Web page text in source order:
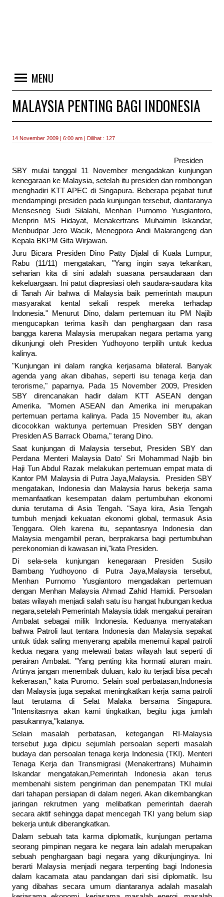
MENU
MALAYSIA PENTING BAGI INDONESIA
14 November 2009 | 6:00 am | Dilihat : 127
Presiden
SBY mulai tanggal 11 November mengadakan kunjungan
kenegaraan ke Malaysia, setelah itu presiden dan rombongan
menghadiri KTT APEC di Singapura. Beberapa pejabat turut
mendampingi presiden pada kunjungan tersebut, diantaranya
Mensesneg Sudi Silalahi, Menhan Purnomo Yusgiantoro,
Menprin MS Hidayat, Menakertrans Muhaimin Iskandar,
Menbudpar Jero Wacik, Menegpora Andi Malarangeng dan
Kepala BKPM Gita Wirjawan.
Juru Bicara Presiden Dino Patty Djalal di Kuala Lumpur,
Rabu (11/11) mengatakan, "Yang ingin saya tekankan,
seharian kita di sini adalah suasana persaudaraan dan
kekeluargaan. Ini patut diapresiasi oleh saudara-saudara kita
di Tanah Air bahwa di Malaysia baik pemerintah maupun
masyarakat kental sekali respek mereka terhadap
Indonesia." Menurut Dino, dalam pertemuan itu PM Najib
mengucapkan terima kasih dan penghargaan dan rasa
bangga karena Malaysia merupakan negara pertama yang
dikunjungi oleh Presiden Yudhoyono terpilih untuk kedua
kalinya.
"Kunjungan ini dalam rangka kerjasama bilateral. Banyak
agenda yang akan dibahas, seperti isu tenaga kerja dan
terorisme," paparnya. Pada 15 November 2009, Presiden
SBY direncanakan hadir dalam KTT ASEAN dengan
Amerika. "Momen ASEAN dan Amerika ini merupakan
pertemuan pertama kalinya. Pada 15 November itu, akan
dicocokkan waktunya pertemuan Presiden SBY dengan
Presiden AS Barrack Obama," terang Dino.
Saat kunjungan di Malaysia tersebut, Presiden SBY dan
Perdana Menteri Malaysia Dato' Sri Mohammad Najib bin
Haji Tun Abdul Razak melakukan pertemuan empat mata di
Kantor PM Malaysia di Putra Jaya,Malaysia. Presiden SBY
mengatakan, Indonesia dan Malaysia harus bekerja sama
memanfaatkan kesempatan dalam pertumbuhan ekonomi
dunia terutama di Asia Tengah. "Saya kira, Asia Tengah
tumbuh menjadi kekuatan ekonomi global, termasuk Asia
Tenggara. Oleh karena itu, sepantasnya Indonesia dan
Malaysia mengambil peran, berprakarsa bagi pertumbuhan
perekonomian di kawasan ini,"kata Presiden.
Di sela-sela kunjungan kenegaraan Presiden Susilo
Bambang Yudhoyono di Putra Jaya,Malaysia tersebut,
Menhan Purnomo Yusgiantoro mengadakan pertemuan
dengan Menhan Malaysia Ahmad Zahid Hamidi. Persoalan
batas wilayah menjadi salah satu isu hangat hubungan kedua
negara,setelah Pemerintah Malaysia tidak mengakui perairan
Ambalat sebagai milik Indonesia. Keduanya menyatakan
bahwa Patroli laut tentara Indonesia dan Malaysia sepakat
untuk tidak saling menyerang apabila menemui kapal patroli
kedua negara yang melewati batas wilayah laut seperti di
perairan Ambalat. "Yang penting kita hormati aturan main.
Artinya jangan menembak duluan, kalo itu terjadi bisa pecah
kekerasan," kata Puromo. Selain soal perbatasan,Indonesia
dan Malaysia juga sepakat meningkatkan kerja sama patroli
laut terutama di Selat Malaka bersama Singapura.
"Intensitasnya akan kami tingkatkan, begitu juga jumlah
pasukannya,"katanya.
Selain masalah perbatasan, ketegangan RI-Malaysia
tersebut juga dipicu sejumlah persoalan seperti masalah
budaya dan persoalan tenaga kerja Indonesia (TKI). Menteri
Tenaga Kerja dan Transmigrasi (Menakertrans) Muhaimin
Iskandar mengatakan,Pemerintah Indonesia akan terus
membenahi sistem pengiriman dan penempatan TKI mulai
dari tahapan persiapan di dalam negeri. Akan dikembangkan
jaringan rekrutmen yang melibatkan pemerintah daerah
secara aktif sehingga dapat mencegah TKI yang belum siap
bekerja untuk diberangkatkan.
Dalam sebuah tata karma diplomatik, kunjungan pertama
seorang pimpinan negara ke negara lain adalah merupakan
sebuah penghargaan bagi negara yang dikunjunginya. Ini
berarti Malaysia menjadi negara terpenting bagi Indonesia
dalam kacamata atau pandangan dari sisi diplomatik. Isu
yang dibahas secara umum diantaranya adalah masalah